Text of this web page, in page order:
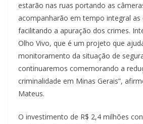
estarão nas ruas portando as
acompanharão em tempo integral as
facilitando a apuração dos crimes.
Olho Vivo, que é um projeto que
monitoramento da situação de
continuaremos comemorando a
criminalidade em Minas Gerais”,
Mateus.
O investimento de R$ 2,4 milhões